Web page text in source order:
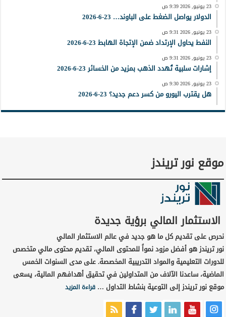
23 يونيو, 2026 9:39 ص
الدولار يواصل الضغط على الباوند… 23-6-2026
23 يونيو, 2026 9:31 ص
النفط يحاول الإرتداد ضمن الإتجاة الهابط 23-6-2026
23 يونيو, 2026 9:31 ص
إشارات سلبية تُهدد الذهب بمزيد من الخسائر 23-6-2026
23 يونيو, 2026 9:30 ص
هل يقترب اليورو من كسر دعم جديد؟ 23-6-2026
موقع نور تريندز
الاستثمار المالي برؤية جديدة
نحرص على تقديم كل ما هو جديد في عالم الاستثمار المالي
نور تريندز هو أفضل مزود نمواً للمحتوى المالي، تقديم محتوى مالي متخصص
للدورات التعليمية والمواد التدريبية المخصصة. على مدى السنوات الخمس
الماضية، ساعدنا الآلاف من المتداولين في تحقيق أهدافهم المالية، يسعى
موقع نور تريندز إلى التوعية بنشاط التداول …قراءة المزيد